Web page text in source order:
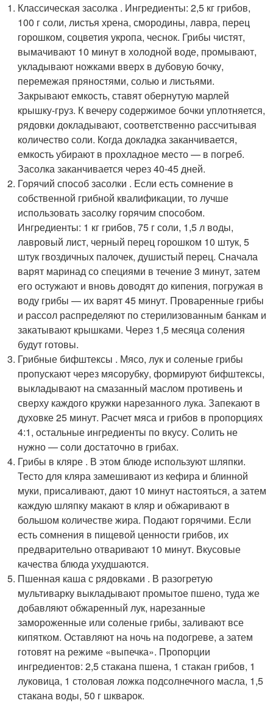
Классическая засолка . Ингредиенты: 2,5 кг грибов,
100 г соли, листья хрена, смородины, лавра, перец
горошком, соцветия укропа, чеснок. Грибы чистят,
вымачивают 10 минут в холодной воде, промывают,
укладывают ножками вверх в дубовую бочку,
перемежая пряностями, солью и листьями.
Закрывают емкость, ставят обернутую марлей
крышку-груз. К вечеру содержимое бочки уплотняется,
рядовки докладывают, соответственно рассчитывая
количество соли. Когда докладка заканчивается,
емкость убирают в прохладное место — в погреб.
Засолка заканчивается через 40-45 дней.
Горячий способ засолки . Если есть сомнение в
собственной грибной квалификации, то лучше
использовать засолку горячим способом.
Ингредиенты: 1 кг грибов, 75 г соли, 1,5 л воды,
лавровый лист, черный перец горошком 10 штук, 5
штук гвоздичных палочек, душистый перец. Сначала
варят маринад со специями в течение 3 минут, затем
его остужают и вновь доводят до кипения, погружая в
воду грибы — их варят 45 минут. Проваренные грибы
и рассол распределяют по стерилизованным банкам и
закатывают крышками. Через 1,5 месяца соления
будут готовы.
Грибные бифштексы . Мясо, лук и соленые грибы
пропускают через мясорубку, формируют бифштексы,
выкладывают на смазанный маслом противень и
сверху каждого кружки нарезанного лука. Запекают в
духовке 25 минут. Расчет мяса и грибов в пропорциях
4:1, остальные ингредиенты по вкусу. Солить не
нужно — соли достаточно в грибах.
Грибы в кляре . В этом блюде используют шляпки.
Тесто для кляра замешивают из кефира и блинной
муки, присаливают, дают 10 минут настояться, а затем
каждую шляпку макают в кляр и обжаривают в
большом количестве жира. Подают горячими. Если
есть сомнения в пищевой ценности грибов, их
предварительно отваривают 10 минут. Вкусовые
качества блюда ухудшаются.
Пшенная каша с рядовками . В разогретую
мультиварку выкладывают промытое пшено, туда же
добавляют обжаренный лук, нарезанные
замороженные или соленые грибы, заливают все
кипятком. Оставляют на ночь на подогреве, а затем
готовят на режиме «выпечка». Пропорции
ингредиентов: 2,5 стакана пшена, 1 стакан грибов, 1
луковица, 1 столовая ложка подсолнечного масла, 1,5
стакана воды, 50 г шкварок.